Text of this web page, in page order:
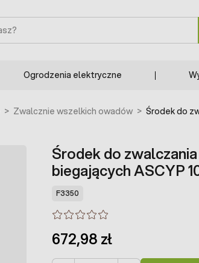
Ogrodzenia elektryczne
> Zwalcznie wszelkich owadów > Środek do
Środek do
biegających ASCYP
F3350
672,98 zł